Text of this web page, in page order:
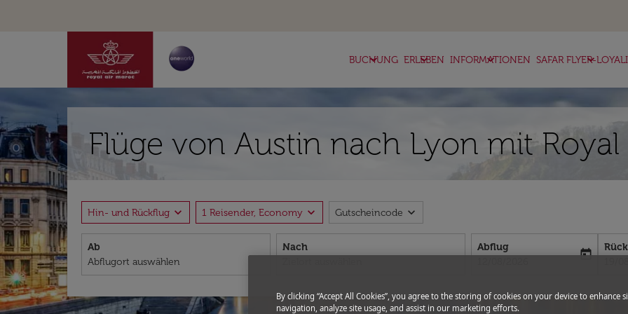
BUCHUNG
keyboard_arrow_down ERLEBEN
keyboard_arrow_down INFORMATIONEN
keyboard_arrow_down SAFAR FLYER-
keyboard_arrow_down
Flüge von Austin nach Lyon mit Royal
Hin- und Rückflug expand_more 1 Reisender, Economy expand_more Gutscheincode expand_more
Ab Nach
Abflug
today
fc-
By clicking “Accept All Cookies”, you agree to the storing of cookies on your device to enhance
navigation, analyze site usage, and assist in our marketing efforts.